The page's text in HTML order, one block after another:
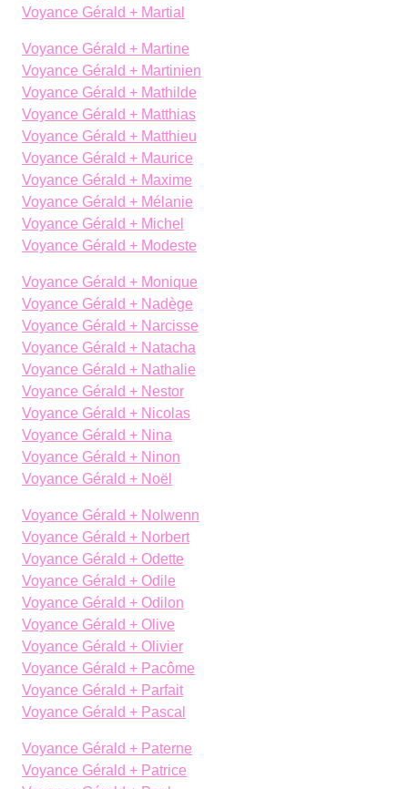
Voyance Gérald + Martial
Voyance Gérald + Martine
Voyance Gérald + Martinien
Voyance Gérald + Mathilde
Voyance Gérald + Matthias
Voyance Gérald + Matthieu
Voyance Gérald + Maurice
Voyance Gérald + Maxime
Voyance Gérald + Mélanie
Voyance Gérald + Michel
Voyance Gérald + Modeste
Voyance Gérald + Monique
Voyance Gérald + Nadège
Voyance Gérald + Narcisse
Voyance Gérald + Natacha
Voyance Gérald + Nathalie
Voyance Gérald + Nestor
Voyance Gérald + Nicolas
Voyance Gérald + Nina
Voyance Gérald + Ninon
Voyance Gérald + Noël
Voyance Gérald + Nolwenn
Voyance Gérald + Norbert
Voyance Gérald + Odette
Voyance Gérald + Odile
Voyance Gérald + Odilon
Voyance Gérald + Olive
Voyance Gérald + Olivier
Voyance Gérald + Pacôme
Voyance Gérald + Parfait
Voyance Gérald + Pascal
Voyance Gérald + Paterne
Voyance Gérald + Patrice